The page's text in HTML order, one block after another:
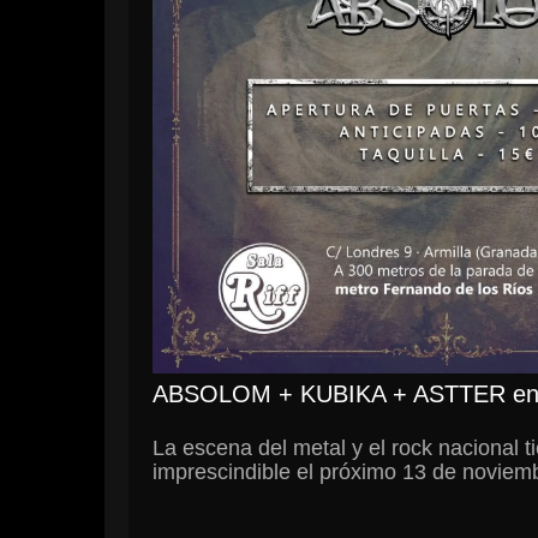
ABSOLOM + KUBIKA + ASTTER
La escena del metal y el rock nacional
imprescindible el próximo 13 de
de la I jornada del
, nos envían el siguiente
Read More
Leo Jiménez arrasa
BHF
Desde la agencia
c